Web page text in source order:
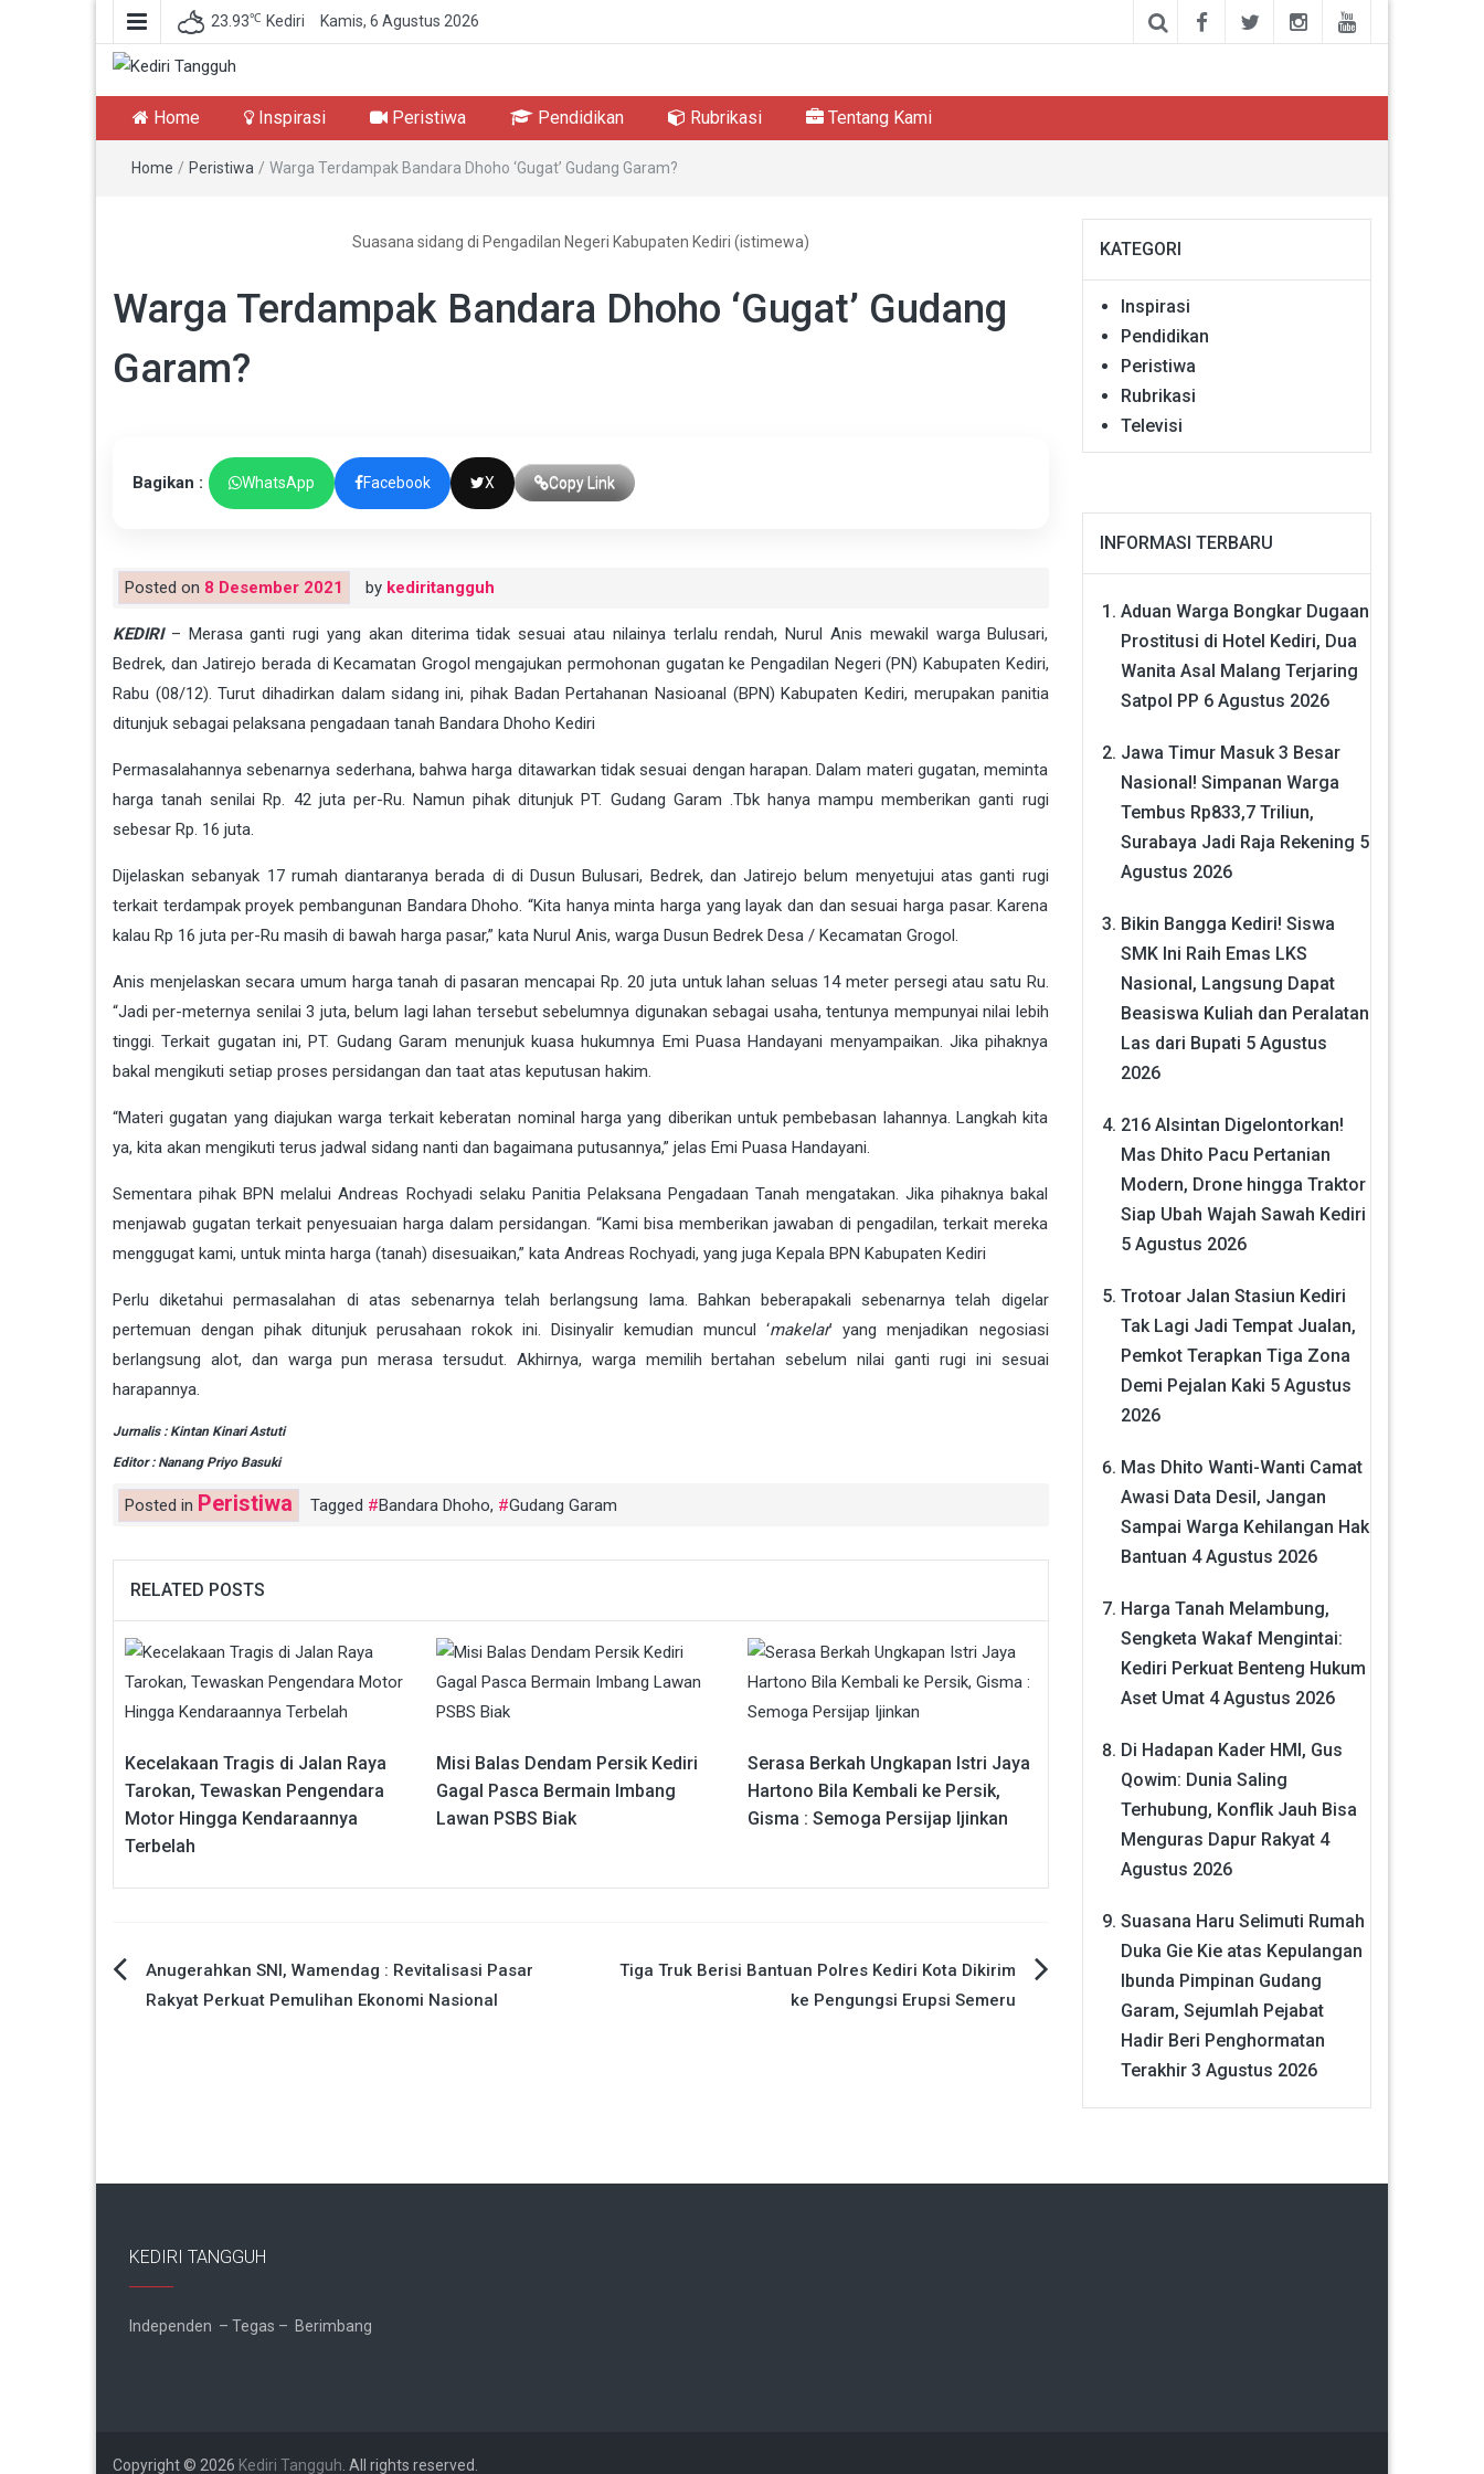
23.93℃ Kediri Kamis, 6 Agustus 2026
Kediri Tangguh
Berita Akurat Terpercaya
Home Inspirasi Peristiwa Pendidikan Rubrikasi Tentang Kami
Home / Peristiwa / Warga Terdampak Bandara Dhoho ‘Gugat’ Gudang Garam?
Suasana sidang di Pengadilan Negeri Kabupaten Kediri (istimewa)
Warga Terdampak Bandara Dhoho ‘Gugat’ Gudang
Garam?
Bagikan : WhatsApp Facebook X Copy Link
Posted on 8 Desember 2021 by kediritangguh
KEDIRI– Merasa ganti rugi yang akan diterima tidak sesuai atau nilainya terlalu rendah, Nurul Anis mewakil warga Bulusari,
Bedrek, dan Jatirejo berada di Kecamatan Grogol mengajukan permohonan gugatan ke Pengadilan Negeri (PN) Kabupaten Kediri,
Rabu (08/12). Turut dihadirkan dalam sidang ini, pihak Badan Pertahanan Nasioanal (BPN) Kabupaten Kediri, merupakan panitia
ditunjuk sebagai pelaksana pengadaan tanah Bandara Dhoho Kediri
Permasalahannya sebenarnya sederhana, bahwa harga ditawarkan tidak sesuai dengan harapan. Dalam materi gugatan, meminta
harga tanah senilai Rp. 42 juta per-Ru. Namun pihak ditunjuk PT. Gudang Garam .Tbk hanya mampu memberikan ganti rugi
sebesar Rp. 16 juta.
Dijelaskan sebanyak 17 rumah diantaranya berada di di Dusun Bulusari, Bedrek, dan Jatirejo belum menyetujui atas ganti rugi
terkait terdampak proyek pembangunan Bandara Dhoho. “Kita hanya minta harga yang layak dan dan sesuai harga pasar. Karena
kalau Rp 16 juta per-Ru masih di bawah harga pasar,” kata Nurul Anis, warga Dusun Bedrek Desa / Kecamatan Grogol.
Anis menjelaskan secara umum harga tanah di pasaran mencapai Rp. 20 juta untuk lahan seluas 14 meter persegi atau satu Ru.
“Jadi per-meternya senilai 3 juta, belum lagi lahan tersebut sebelumnya digunakan sebagai usaha, tentunya mempunyai nilai lebih
tinggi. Terkait gugatan ini, PT. Gudang Garam menunjuk kuasa hukumnya Emi Puasa Handayani menyampaikan. Jika pihaknya
bakal mengikuti setiap proses persidangan dan taat atas keputusan hakim.
“Materi gugatan yang diajukan warga terkait keberatan nominal harga yang diberikan untuk pembebasan lahannya. Langkah kita
ya, kita akan mengikuti terus jadwal sidang nanti dan bagaimana putusannya,” jelas Emi Puasa Handayani.
Sementara pihak BPN melalui Andreas Rochyadi selaku Panitia Pelaksana Pengadaan Tanah mengatakan. Jika pihaknya bakal
menjawab gugatan terkait penyesuaian harga dalam persidangan. “Kami bisa memberikan jawaban di pengadilan, terkait mereka
menggugat kami, untuk minta harga (tanah) disesuaikan,” kata Andreas Rochyadi, yang juga Kepala BPN Kabupaten Kediri
Perlu diketahui permasalahan di atas sebenarnya telah berlangsung lama. Bahkan beberapakali sebenarnya telah digelar
pertemuan dengan pihak ditunjuk perusahaan rokok ini. Disinyalir kemudian muncul ‘makelar’ yang menjadikan negosiasi
berlangsung alot, dan warga pun merasa tersudut. Akhirnya, warga memilih bertahan sebelum nilai ganti rugi ini sesuai
harapannya.
Jurnalis : Kintan Kinari Astuti
Editor : Nanang Priyo Basuki
Posted in Peristiwa Tagged Bandara Dhoho, Gudang Garam
RELATED POSTS
Kecelakaan Tragis di Jalan Raya
Tarokan, Tewaskan Pengendara
Motor Hingga Kendaraannya
Terbelah
Misi Balas Dendam Persik Kediri
Gagal Pasca Bermain Imbang
Lawan PSBS Biak
Serasa Berkah Ungkapan Istri Jaya
Hartono Bila Kembali ke Persik,
Gisma : Semoga Persijap Ijinkan
Navigasi
Anugerahkan SNI, Wamendag : Revitalisasi Pasar
Rakyat Perkuat Pemulihan Ekonomi Nasional
Tiga Truk Berisi Bantuan Polres Kediri Kota Dikirim
ke Pengungsi Erupsi Semeru
KATEGORI
Inspirasi
Pendidikan
Peristiwa
Rubrikasi
Televisi
INFORMASI TERBARU
Aduan Warga Bongkar Dugaan
Prostitusi di Hotel Kediri, Dua
Wanita Asal Malang Terjaring
Satpol PP 6 Agustus 2026
Jawa Timur Masuk 3 Besar
Nasional! Simpanan Warga
Tembus Rp833,7 Triliun,
Surabaya Jadi Raja Rekening 5
Agustus 2026
Bikin Bangga Kediri! Siswa
SMK Ini Raih Emas LKS
Nasional, Langsung Dapat
Beasiswa Kuliah dan Peralatan
Las dari Bupati 5 Agustus
2026
216 Alsintan Digelontorkan!
Mas Dhito Pacu Pertanian
Modern, Drone hingga Traktor
Siap Ubah Wajah Sawah Kediri
5 Agustus 2026
Trotoar Jalan Stasiun Kediri
Tak Lagi Jadi Tempat Jualan,
Pemkot Terapkan Tiga Zona
Demi Pejalan Kaki 5 Agustus
2026
Mas Dhito Wanti-Wanti Camat
Awasi Data Desil, Jangan
Sampai Warga Kehilangan Hak
Bantuan 4 Agustus 2026
Harga Tanah Melambung,
Sengketa Wakaf Mengintai:
Kediri Perkuat Benteng Hukum
Aset Umat 4 Agustus 2026
Di Hadapan Kader HMI, Gus
Qowim: Dunia Saling
Terhubung, Konflik Jauh Bisa
Menguras Dapur Rakyat 4
Agustus 2026
Suasana Haru Selimuti Rumah
Duka Gie Kie atas Kepulangan
Ibunda Pimpinan Gudang
Garam, Sejumlah Pejabat
Hadir Beri Penghormatan
Terakhir 3 Agustus 2026
KEDIRI TANGGUH
Independen – Tegas – Berimbang
Copyright © 2026 Kediri Tangguh . All rights reserved.